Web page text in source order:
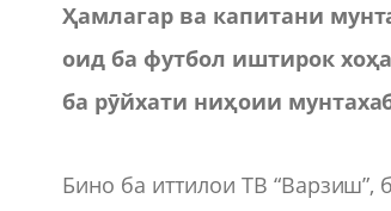
Ҳамлагар ва капитани
оид ба футбол иштирок
ба рӯйхати ниҳоии
Бино ба иттилои ТВ